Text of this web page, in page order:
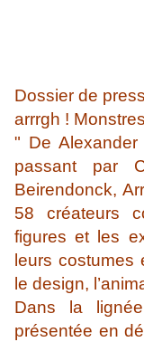
Dossier de
arrrgh !
" De
passant par
Beirendonck,
58 créateurs
figures et les
leurs costumes
le design,
Dans la lignée
présentée en